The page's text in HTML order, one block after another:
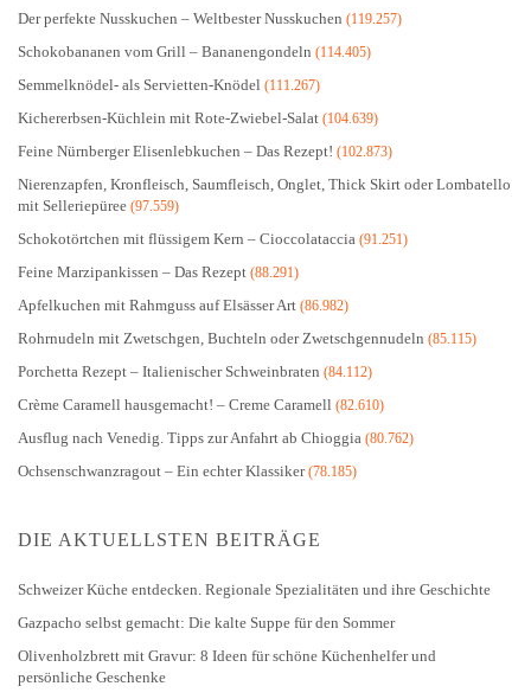
Der perfekte Nusskuchen – Weltbester Nusskuchen (119.257)
Schokobananen vom Grill – Bananengondeln (114.405)
Semmelknödel- als Servietten-Knödel (111.267)
Kichererbsen-Küchlein mit Rote-Zwiebel-Salat (104.639)
Feine Nürnberger Elisenlebkuchen – Das Rezept! (102.873)
Nierenzapfen, Kronfleisch, Saumfleisch, Onglet, Thick Skirt oder Lombatello
mit Selleriepüree (97.559)
Schokotörtchen mit flüssigem Kern – Cioccolataccia (91.251)
Feine Marzipankissen – Das Rezept (88.291)
Apfelkuchen mit Rahmguss auf Elsässer Art (86.982)
Rohrnudeln mit Zwetschgen, Buchteln oder Zwetschgennudeln (85.115)
Porchetta Rezept – Italienischer Schweinbraten (84.112)
Crème Caramell hausgemacht! – Creme Caramell (82.610)
Ausflug nach Venedig. Tipps zur Anfahrt ab Chioggia (80.762)
Ochsenschwanzragout – Ein echter Klassiker(78.185)
DIE AKTUELLSTEN BEITRÄGE
Schweizer Küche entdecken. Regionale Spezialitäten und ihre Geschichte
Gazpacho selbst gemacht: Die kalte Suppe für den Sommer
Olivenholzbrett mit Gravur: 8 Ideen für schöne Küchenhelfer und
persönliche Geschenke